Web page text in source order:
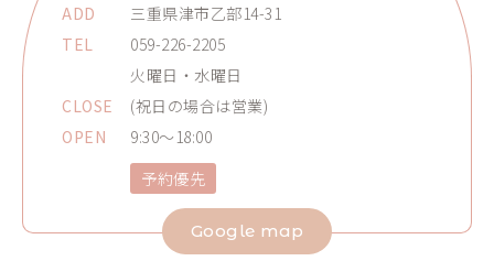
ADD
三重県津市乙部14-31
TEL
059-226-2205
CLOSE
火曜日・水曜日
(祝日の場合は営業)
OPEN
9:30～18:00
予約優先
Google map